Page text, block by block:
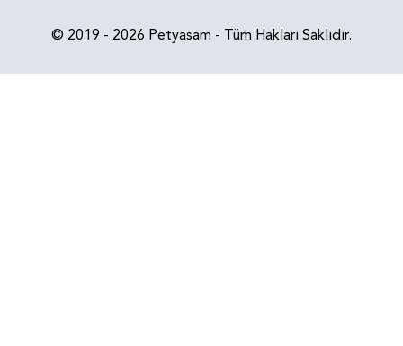
© 2019 - 2026 Petyasam - Tüm Hakları Saklıdır.